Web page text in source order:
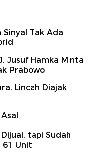
Sinyal Tak Ada
Jusuf Hamka Minta
Prabowo
Lincah Diajak
tapi Sudah
61 Unit